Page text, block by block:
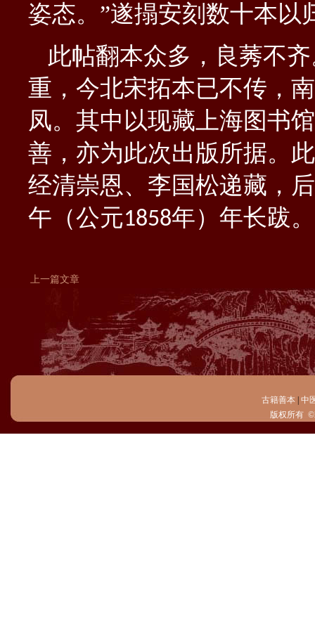
姿态。”遂搨安刻数十本以
此帖翻本众多，良莠不
重，今北宋拓本已不传，
凤。其中以现藏上海图书
善，亦为此次出版所据。
经清崇恩、李国松递藏，
午（公元1858年）年长跋。
上一篇文章
古籍善本 中
版权所有